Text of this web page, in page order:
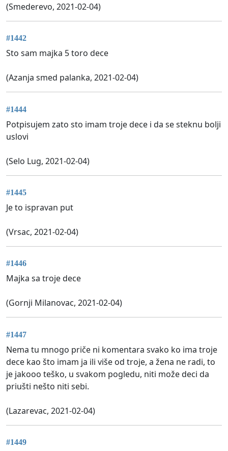
(Smederevo, 2021-02-04)
#1442
Sto sam majka 5 toro dece
(Azanja smed palanka, 2021-02-04)
#1444
Potpisujem zato sto imam troje dece i da se steknu bolji
uslovi
(Selo Lug, 2021-02-04)
#1445
Je to ispravan put
(Vrsac, 2021-02-04)
#1446
Majka sa troje dece
(Gornji Milanovac, 2021-02-04)
#1447
Nema tu mnogo priče ni komentara svako ko ima troje
dece kao što imam ja ili više od troje, a žena ne radi, to
je jakooo teško, u svakom pogledu, niti može deci da
priušti nešto niti sebi.
(Lazarevac, 2021-02-04)
#1449